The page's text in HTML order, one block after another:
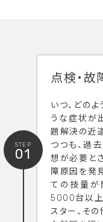
STEP
01
点検・故
いつ、どの
うな症状が
題解決の近
つつも、過
想が必要と
障原因を発
ての技量が
5000台以上
スター、そ